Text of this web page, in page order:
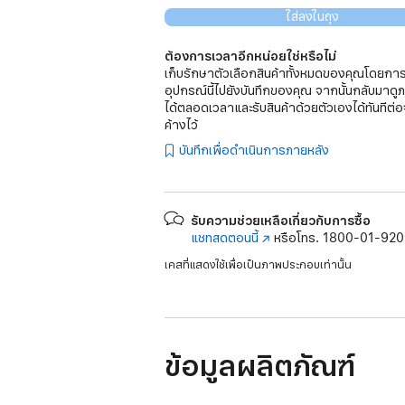
ใส่ลงในถุง
ต้องการเวลาอีกหน่อยใช่หรือไม่
เก็บรักษาตัวเลือกสินค้าทั้งหมดของคุณโดยกา
อุปกรณ์นี้ไปยังบันทึกของคุณ จากนั้นกลับมาดู
ได้ตลอดเวลาและรับสินค้าด้วยตัวเองได้ทันทีต่
ค้างไว้
บันทึกเพื่อดำเนินการภายหลัง
รับความช่วยเหลือเกี่ยวกับการซื้อ
แชทสดตอนนี้(เปิด
หน้าต่าง
หรือโทร. 1800-01-
เคสที่แสดงใช้เพื่อเป็นภาพประกอบเท่านั้น
ข้อมูลผลิตภัณฑ์